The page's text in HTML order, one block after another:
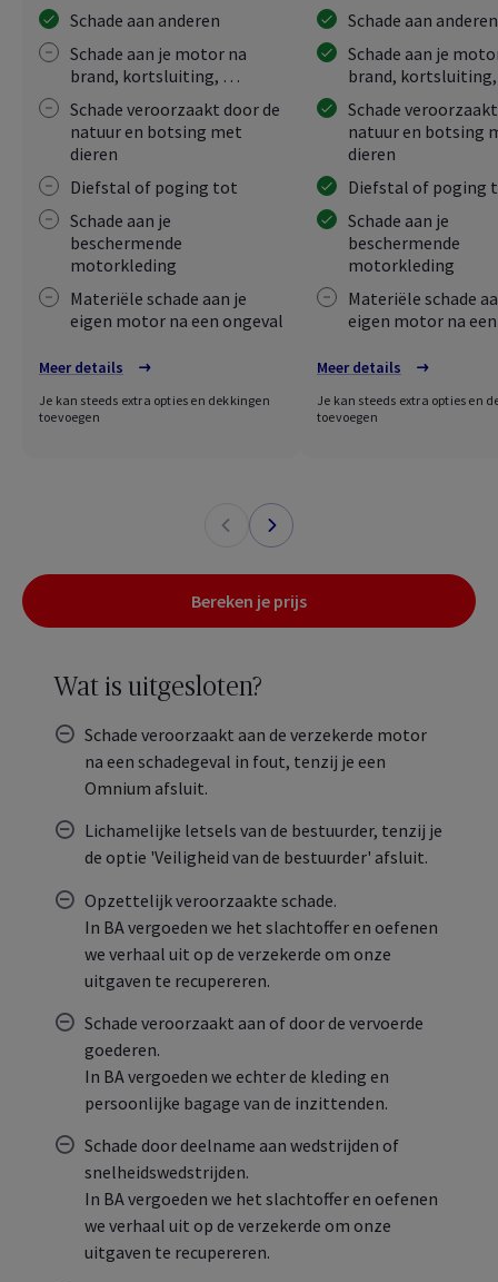
Schade aan anderen
Schade aan je motor na
brand, kortsluiting, …
Schade veroorzaakt door de
natuur en botsing met
dieren
Diefstal of poging tot
Schade aan je
beschermende
motorkleding
Materiële schade aan je
eigen motor na een ongeval
Meer details
Je kan steeds extra opties en dekkingen
toevoegen
Schade aan
Schade aan je
brand,
Schade
natuur en botsing
dieren
Diefstal of poging
Schade aan je
beschermende
motorkleding
Materiële schade
eigen motor na
Meer details
Je kan steeds extra opties en
toevoegen
Bereken je prijs
Wat is uitgesloten?
Schade veroorzaakt aan de verzekerde motor
na een schadegeval in fout, tenzij je een
Omnium afsluit.
Lichamelijke letsels van de bestuurder, tenzij je
de optie 'Veiligheid van de bestuurder' afsluit.
Opzettelijk veroorzaakte schade.
In BA vergoeden we het slachtoffer en oefenen
we verhaal uit op de verzekerde om onze
uitgaven te recupereren.
Schade veroorzaakt aan of door de vervoerde
goederen.
In BA vergoeden we echter de kleding en
persoonlijke bagage van de inzittenden.
Schade door deelname aan wedstrijden of
snelheidswedstrijden.
In BA vergoeden we het slachtoffer en oefenen
we verhaal uit op de verzekerde om onze
uitgaven te recupereren.